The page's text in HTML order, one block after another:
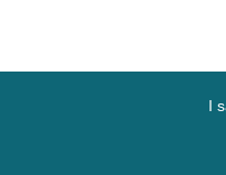
I